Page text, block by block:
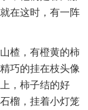
在这时，有一阵
楂，有橙黄的柿
巧的挂在枝头像
，柿子结的好
榴，挂着小灯笼